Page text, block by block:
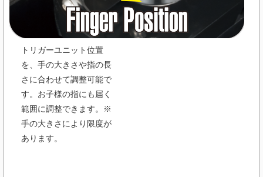
トリガーユニット位置
を、手の大きさや指の長
さに合わせて調整可能で
す。お子様の指にも届く
範囲に調整できます。※
手の大きさにより限度が
あります。